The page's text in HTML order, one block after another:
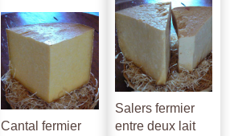
Cantal fermier
Salers fermier
entre deux lait